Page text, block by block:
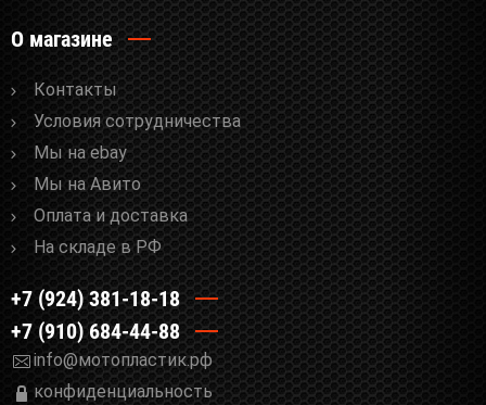
О магазине
Контакты
Условия сотрудничества
Мы на ebay
Мы на Авито
Оплата и доставка
На складе в РФ
+7 (924) 381-18-18
+7 (910) 684-44-88
info@мотопластик.рф
конфиденциальность